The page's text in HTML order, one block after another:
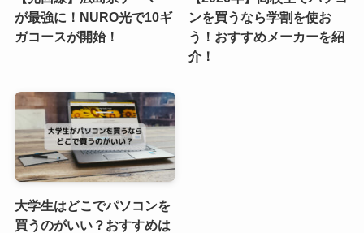
が最強に！NURO光で10ギ
ガコースが開始！
ンを買うなら学割を使お
う！おすすめメーカーを紹
介！
大学生はどこでパソコンを
買うのがいい？おすすめは